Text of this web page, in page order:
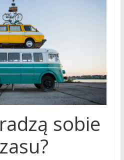
sobie